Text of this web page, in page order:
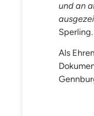
und an
Sperling.
Als